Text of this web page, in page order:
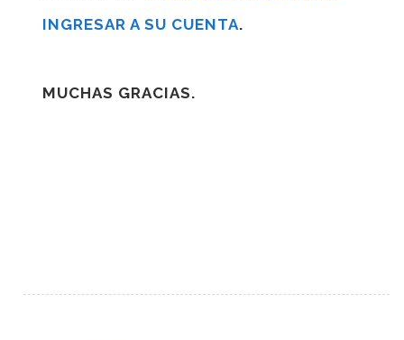
INGRESAR A SU CUENTA.
MUCHAS GRACIAS.